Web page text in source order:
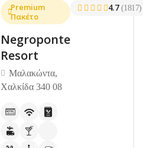
Premium
Πακέτο
Negroponte
Resort
Μαλακώντα,
Χαλκίδα 340 08
4.7 (1817)